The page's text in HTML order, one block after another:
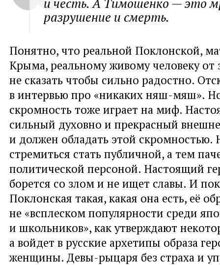
разрушение и смерть.
Понятно, что реальной Поклонской,
Крыма, реальному живому человеку от
не сказать чтобы сильно радостно.
в интервью про «никаких няш-мяш».
скромность тоже играет на миф.
сильный духовно и прекрасный
и должен обладать этой скромностью.
стремиться стать публичной, а тем
политической персоной. Настоящий
борется со злом и не ищет славы. И
Поклонская такая, какая она есть, её
не «всплеском популярности среди
и школьников», как утверждают
а войдет в русские архетипы образа
женщины. Девы-рыцаря без страха и